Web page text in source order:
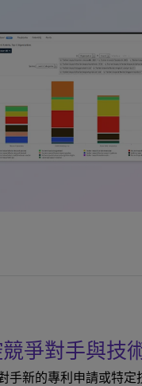
爭對手與技
手新的專利申請或特定